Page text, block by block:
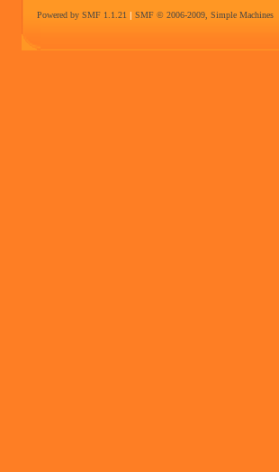
Powered by SMF 1.1.21 | SMF © 2006-2009, Simple Machines